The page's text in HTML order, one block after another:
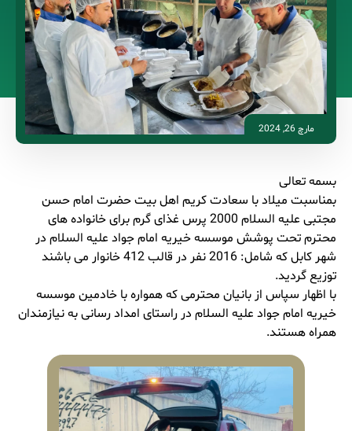
مارچ 26, 2024
بسمه تعالی
بمناسبت میلاد با سعادت کریم اهل بیت حضرت امام حسن
مجتبی علیه السلام 2000 پرس غذای گرم برای خانواده های
محترم تحت پوشش موسسه خیریه امام جواد علیه السلام در
شهر کابل که شامل: 2016 نفر در قالب 412 خانوار می باشند
توزیع گردید.
با اظهار سپاس از بانیان محترمی که همواره با خادمین موسسه
خیریه امام جواد علیه السلام در راستای امداد رسانی به نیازمندان
همراه هستند.